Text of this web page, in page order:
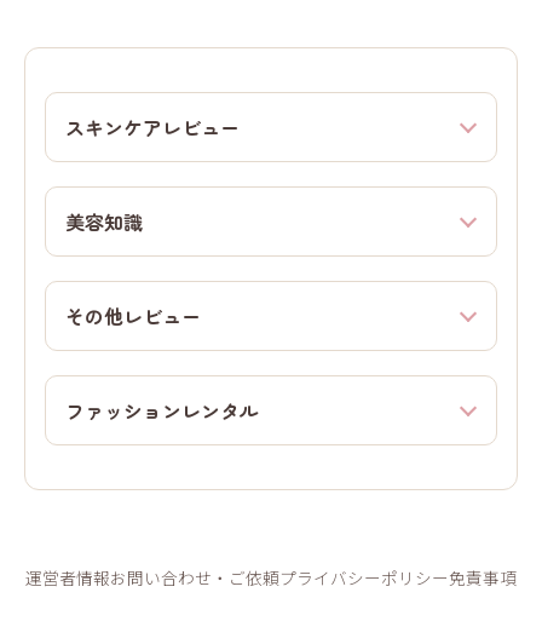
スキンケアレビュー
美容知識
その他レビュー
ファッションレンタル
運営者情報お問い合わせ・ご依頼プライバシーポリシー免責事項